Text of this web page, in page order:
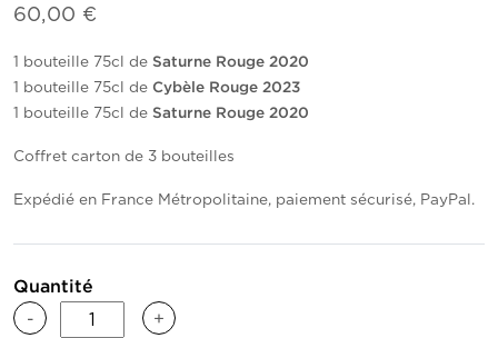
60,00 €
1 bouteille 75cl de Saturne Rouge 2020
1 bouteille 75cl de Cybèle Rouge 2023
1 bouteille 75cl de Saturne Rouge 2020
Coffret carton de 3 bouteilles
Expédié en France Métropolitaine, paiement sécurisé, PayPal.
Quantité
-
quantité
+